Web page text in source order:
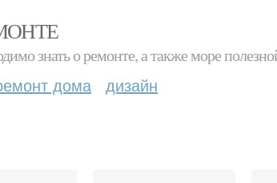
знать о ремонте, а также море
дома дизайн